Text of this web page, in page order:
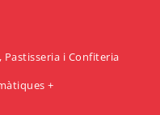
i Confiteria
+